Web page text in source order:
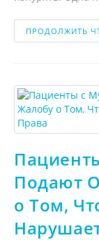
ПРОДОЛЖИТЬ
Подают
о Том,